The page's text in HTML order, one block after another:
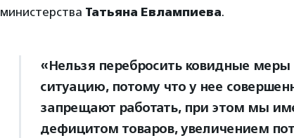
министерства Татьяна Евлампиева.
«Нельзя перебросить ковидные
ситуацию, потому что у нее
запрещают работать, при этом мы
дефицитом товаров, увеличением